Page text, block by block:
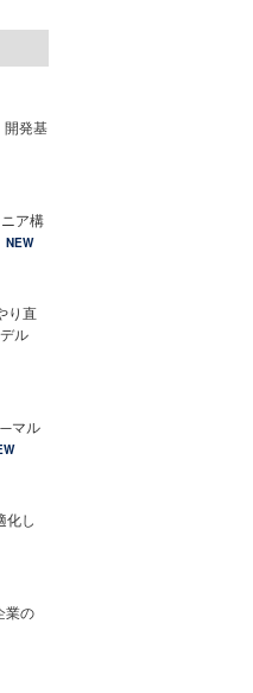
開発基
ア構
NEW
り直
ル
マル
化し
業の